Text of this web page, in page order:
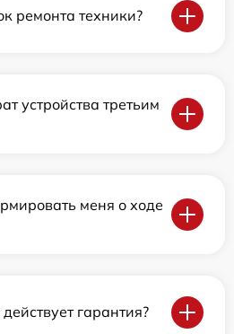
ремонта техники?
устройства третьим
меня о ходе
гарантия?